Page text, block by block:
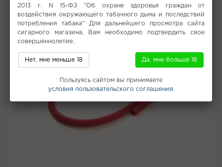
2013 г. N 15-ФЗ "Об охране здоровья граждан от
воздействия окружающего табачного дыма и последствий
потребления табака" Для дальнейшего просмотра сайта
сигарного магазина, Вам необходимо подтвердить свое
совершеннолетие.
Нет, мне меньше 18 Да, мне больше 18
Пользуясь сайтом вы принимаете
условия пользовательского соглашения.